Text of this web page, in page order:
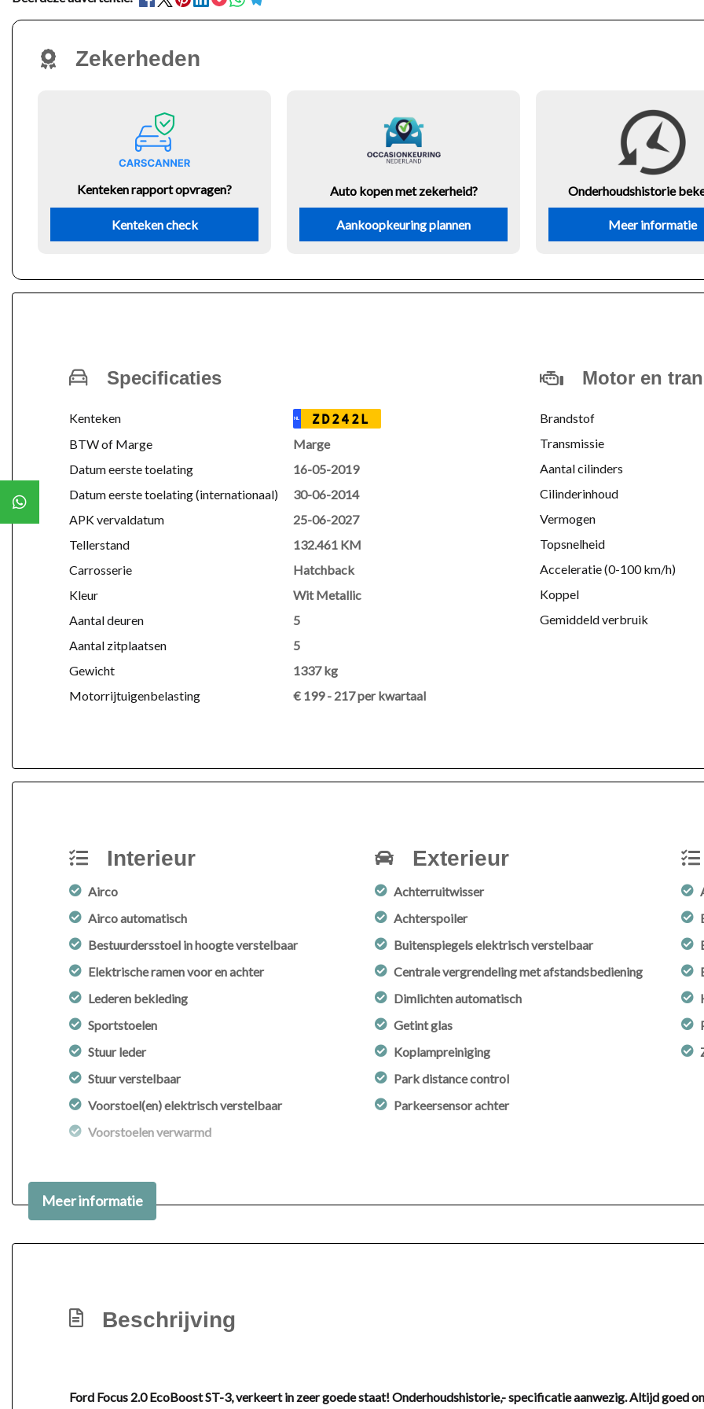
Zekerheden
Kenteken rapport opvragen?
Kenteken check
Auto kopen met zekerheid?
Aankoopkeuring plannen
Onderhoudshistorie
Meer informatie
Specificaties
Kenteken NL ZD242L
BTW of Marge
Marge
Datum eerste toelating
16-05-2019
Datum eerste toelating (internationaal)
30-06-2014
APK vervaldatum
25-06-2027
Tellerstand
132.461 KM
Carrosserie
Hatchback
Kleur
Wit Metallic
Aantal deuren
5
Aantal zitplaatsen
5
Gewicht
1337 kg
Motorrijtuigenbelasting
€ 199 - 217 per kwartaal
Motor en
Brandstof
Transmissie
Aantal cilinders
Cilinderinhoud
Vermogen
Topsnelheid
Acceleratie (0-100 km/h)
Koppel
Gemiddeld verbruik
Interieur
Airco
Airco automatisch
Bestuurdersstoel in hoogte verstelbaar
Elektrische ramen voor en achter
Lederen bekleding
Sportstoelen
Stuur leder
Stuur verstelbaar
Voorstoel(en) elektrisch verstelbaar
Voorstoelen verwarmd
Exterieur
Achterruitwisser
Achterspoiler
Buitenspiegels elektrisch verstelbaar
Centrale vergrendeling met afstandsbediening
Dimlichten automatisch
Getint glas
Koplampreiniging
Park distance control
Parkeersensor achter
Meer informatie
Beschrijving
Ford Focus 2.0 EcoBoost ST-3, verkeert in zeer goede staat! Onderhoudshistorie,- specificatie aanwezig. Altijd goed